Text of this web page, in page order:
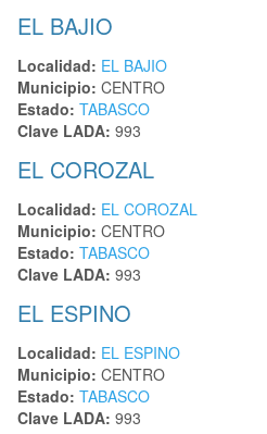
EL BAJIO
Localidad: EL BAJIO
Municipio: CENTRO
Estado: TABASCO
Clave LADA: 993
EL COROZAL
Localidad: EL COROZAL
Municipio: CENTRO
Estado: TABASCO
Clave LADA: 993
EL ESPINO
Localidad: EL ESPINO
Municipio: CENTRO
Estado: TABASCO
Clave LADA: 993